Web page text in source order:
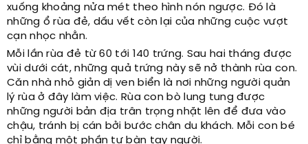
xuống khoảng nửa mét theo hình nón ngược. Đó là
những ổ rùa đẻ, dấu vết còn lại của những cuộc vượt
cạn nhọc nhằn.
Mỗi lần rùa đẻ từ 60 tới 140 trứng. Sau hai tháng được
vùi dưới cát, những quả trứng này sẽ nở thành rùa con.
Căn nhà nhỏ giản dị ven biển là nơi những người quản
lý rùa ở đây làm việc. Rùa con bò lung tung được
những người bản địa trân trọng nhặt lên để đưa vào
chậu, tránh bị cán bởi bước chân du khách. Mỗi con bé
chỉ bằng một phần tư bàn tay người.